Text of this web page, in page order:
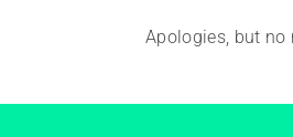
Apologies, but no